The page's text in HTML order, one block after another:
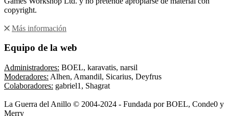
copyright.
Más información
Equipo de la web
Administradores: BOEL, karavatis, narsil
Moderadores: Alhen, Amandil, Sicarius, Deyfrus
Colaboradores: gabriel1, Shagrat
La Guerra del Anillo © 2004-2024 - Fundada por BOEL, Conde0 y
Merry